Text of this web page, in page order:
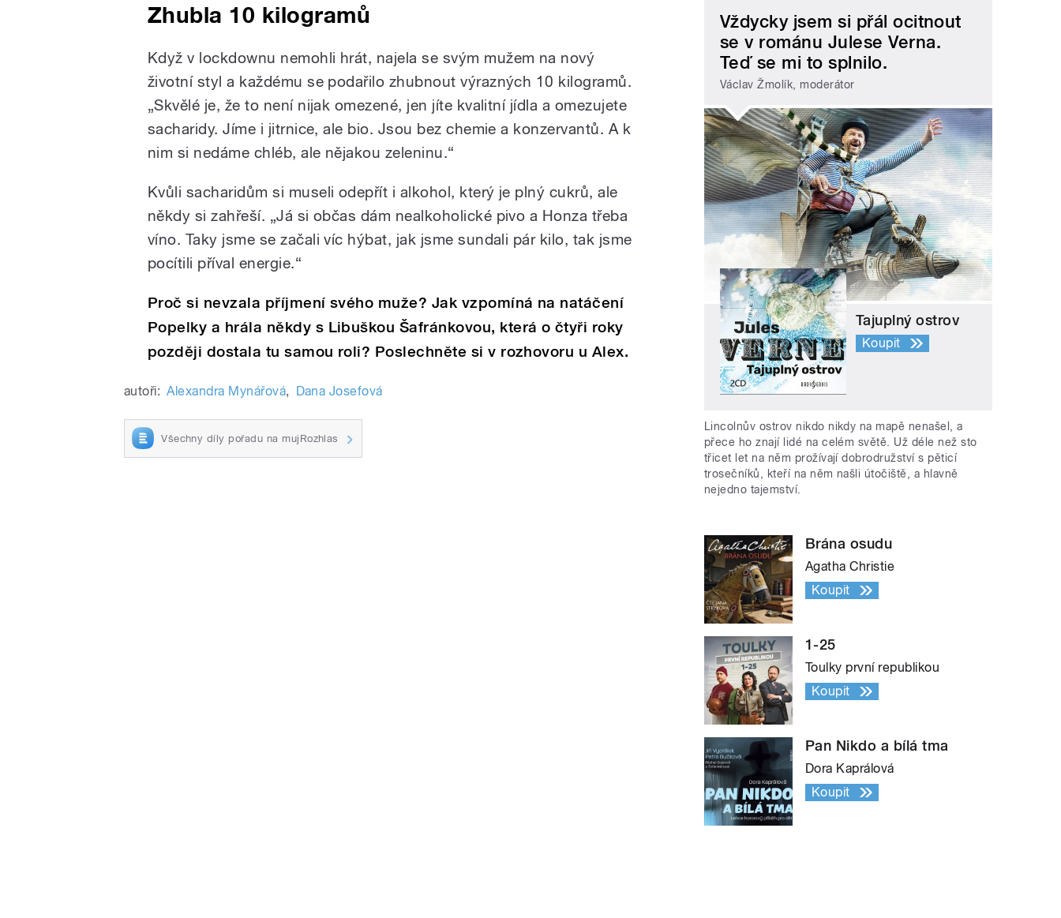
Zhubla 10 kilogramů
Když v lockdownu nemohli hrát, najela se svým mužem na nový
životní styl a každému se podařilo zhubnout výrazných 10 kilogramů.
„Skvělé je, že to není nijak omezené, jen jíte kvalitní jídla a omezujete
sacharidy. Jíme i jitrnice, ale bio. Jsou bez chemie a konzervantů. A k
nim si nedáme chléb, ale nějakou zeleninu.“
Kvůli sacharidům si museli odepřít i alkohol, který je plný cukrů, ale
někdy si zahřeší. „Já si občas dám nealkoholické pivo a Honza třeba
víno. Taky jsme se začali víc hýbat, jak jsme sundali pár kilo, tak jsme
pocítili příval energie.“
Proč si nevzala příjmení svého muže? Jak vzpomíná na natáčení
Popelky a hrála někdy s Libuškou Šafránkovou, která o čtyři roky
později dostala tu samou roli? Poslechněte si v rozhovoru u Alex.
autoři: Alexandra Mynářová, Dana Josefová
Všechny díly pořadu na mujRozhlas
Vždycky jsem si přál ocitnout
se v románu Julese Verna.
Teď se mi to splnilo.
Václav Žmolík, moderátor
Tajuplný ostrov
Koupit
Lincolnův ostrov nikdo nikdy na mapě nenašel, a
přece ho znají lidé na celém světě. Už déle než sto
třicet let na něm prožívají dobrodružství s pěticí
trosečníků, kteří na něm našli útočiště, a hlavně
nejedno tajemství.
Brána osudu
Agatha Christie
Koupit
1-25
Toulky první republikou
Koupit
Pan Nikdo a bílá tma
Dora Kaprálová
Koupit